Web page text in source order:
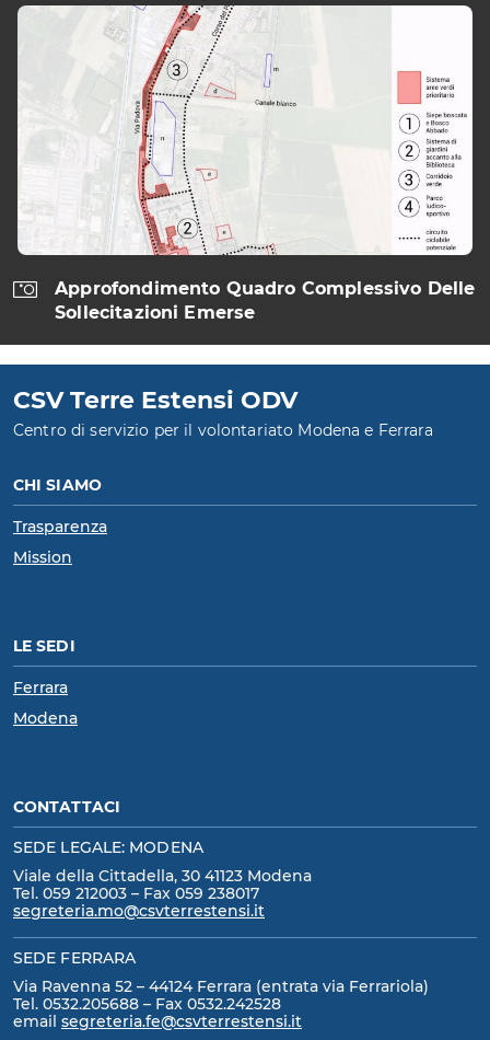
alla
slide
successiva
navigare
le
slide
utilizzando
tasti
Approfondimento Quadro Complessivo Delle
Sollecitazioni Emerse
CSV Terre Estensi ODV
Centro di servizio per il volontariato Modena e Ferrara
CHI SIAMO
Trasparenza
Mission
LE SEDI
Ferrara
Modena
CONTATTACI
SEDE LEGALE: MODENA
Viale della Cittadella, 30 41123 Modena
Tel. 059 212003 – Fax 059 238017
segreteria.mo@csvterrestensi.it
SEDE FERRARA
Via Ravenna 52 – 44124 Ferrara (entrata via Ferrariola)
Tel. 0532.205688 – Fax 0532.242528
email segreteria.fe@csvterrestensi.it